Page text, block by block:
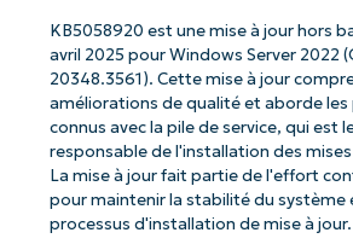
KB5058920 est une mise à jour hors
avril 2025 pour Windows Server 2022
20348.3561). Cette mise à jour
améliorations de qualité et aborde les
connus avec la pile de service, qui est
responsable de l'installation des
La mise à jour fait partie de l'effort
pour maintenir la stabilité du système
processus d'installation de mise à jour.